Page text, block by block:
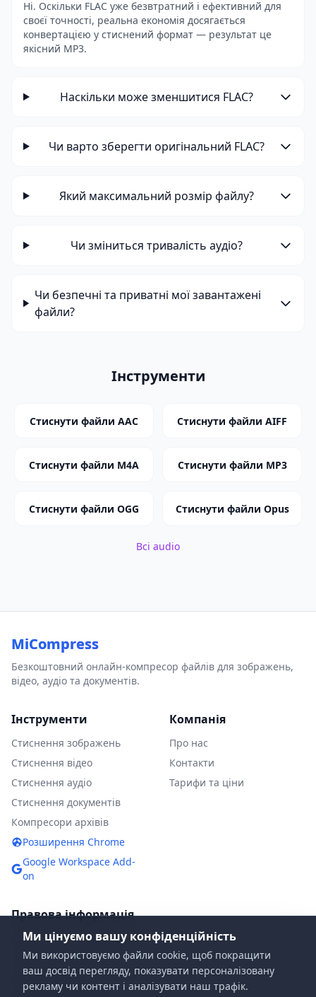
Ні. Оскільки FLAC уже безвтратний і ефективний для
своєї точності, реальна економія досягається
конвертацією у стиснений формат — результат це
якісний MP3.
Наскільки може зменшитися FLAC?
Чи варто зберегти оригінальний FLAC?
Який максимальний розмір файлу?
Чи зміниться тривалість аудіо?
Чи безпечні та приватні мої завантажені
файли?
Інструменти
Стиснути файли AAC Стиснути файли AIFF
Стиснути файли M4A Стиснути файли MP3
Стиснути файли OGG Стиснути файли Opus
Всі audio
MiCompress
Безкоштовний онлайн-компресор файлів для зображень,
відео, аудіо та документів.
Інструменти
Стиснення зображень
Стиснення відео
Стиснення аудіо
Стиснення документів
Компресори архівів
Розширення Chrome
Google Workspace Add-
on
Компанія
Про нас
Контакти
Тарифи та ціни
Правова інформація
Політика конфіденційності
Умови використання
Політика DMCA
Ми цінуємо вашу конфіденційність
Ми використовуємо файли cookie, щоб покращити
ваш досвід перегляду, показувати персоналізовану
рекламу чи контент і аналізувати наш трафік.